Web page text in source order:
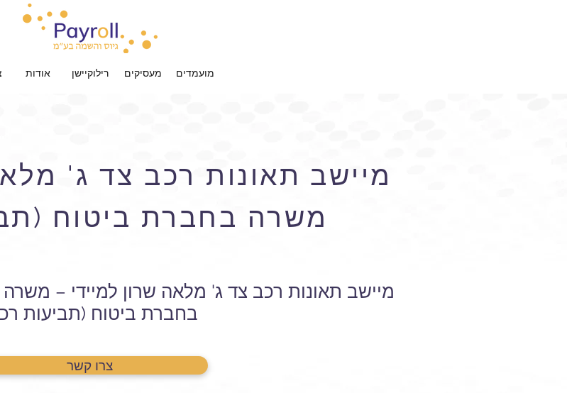
מועמדים מעסיקים רילוקיישן אודות
מיישב תאונות רכב צד ג'
משרה בחברת ביטוח
מיישב תאונות רכב צד ג' מלאה שרון למיידי –
בחברת ביטוח (תביעות
צרו קשר